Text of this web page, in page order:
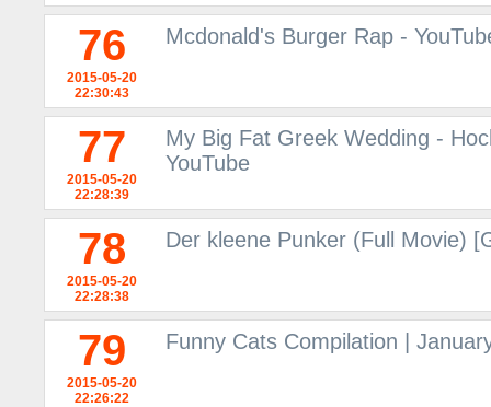
76
2015-05-20
22:30:43
Mcdonald's Burger Rap -
77
2015-05-20
22:28:39
My Big Fat Greek Wedding -
YouTube
78
2015-05-20
22:28:38
Der kleene Punker (Full Movie)
79
2015-05-20
22:26:22
Funny Cats Compilation |